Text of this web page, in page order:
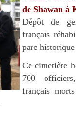
de Shawan à
Dépôt de
français
parc
Ce cimetière
700
français